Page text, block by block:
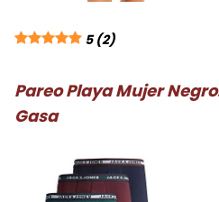
5 (2)
Pareo Playa Mujer
Gasa